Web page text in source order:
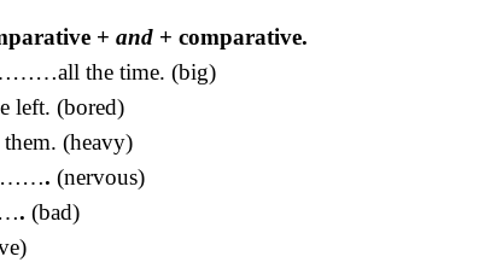
+ and + comparative.
the time. (big)
(bored)
(heavy)
. (nervous)
. (bad)